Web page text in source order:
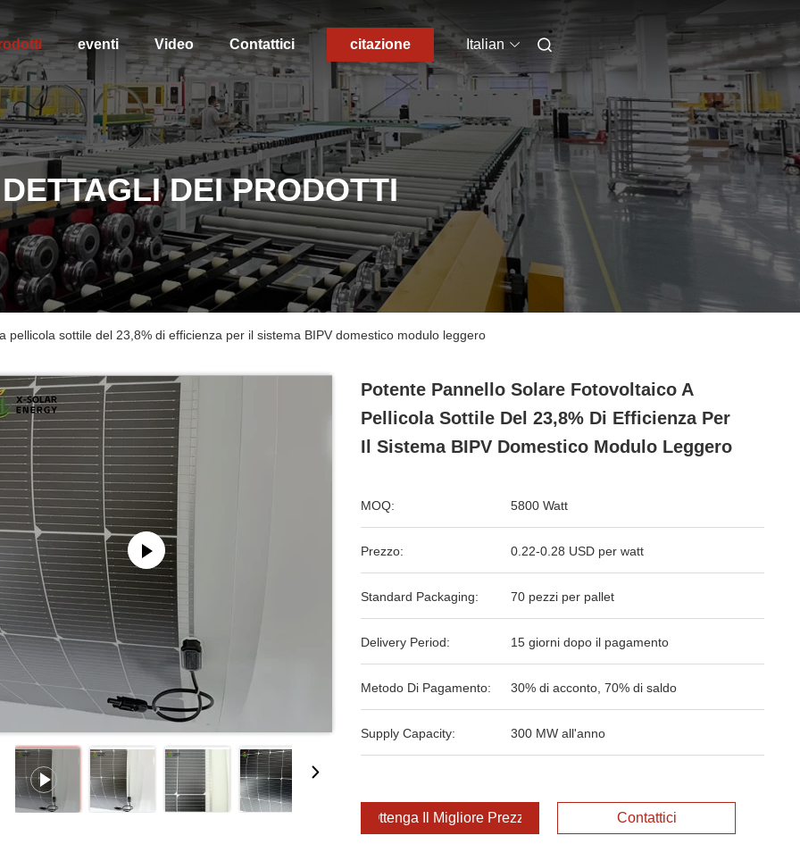
eventi Video Contattici citazione Italian
DETTAGLI DEI PRODOTTI
pellicola sottile del 23,8% di efficienza per il sistema BIPV domestico modulo leggero
Potente Pannello Solare Fotovoltaico A
Pellicola Sottile Del 23,8% Di Efficienza Per
Il Sistema BIPV Domestico Modulo Leggero
MOQ: 5800 Watt
Prezzo: 0.22-0.28 USD per watt
Standard Packaging: 70 pezzi per pallet
Delivery Period: 15 giorni dopo il pagamento
Metodo Di Pagamento: 30% di acconto, 70% di saldo
Supply Capacity: 300 MW all'anno
Ottenga Il Migliore Prezzo Contattici